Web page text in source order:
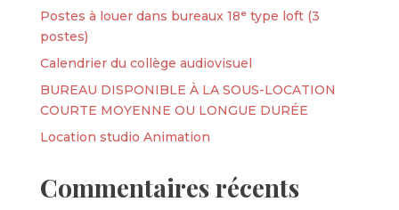
Postes à louer dans bureaux 18ᵉ type loft (3
postes)
Calendrier du collège audiovisuel
BUREAU DISPONIBLE À LA SOUS-LOCATION
COURTE MOYENNE OU LONGUE DURÉE
Location studio Animation
Commentaires récents